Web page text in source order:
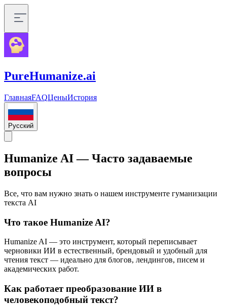
PureHumanize.ai
ГлавнаяFAQЦеныИстория
Русский
Humanize AI — Часто задаваемые
вопросы
Все, что вам нужно знать о нашем инструменте гуманизации
текста AI
Что такое Humanize AI?
Humanize AI — это инструмент, который переписывает
черновики ИИ в естественный, брендовый и удобный для
чтения текст — идеально для блогов, лендингов, писем и
академических работ.
Как работает преобразование ИИ в
человекоподобный текст?